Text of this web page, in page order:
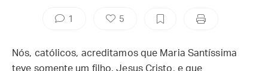
1 5
Nós, católicos, acreditamos que Maria Santíssima
teve somente um filho, Jesus Cristo, e que